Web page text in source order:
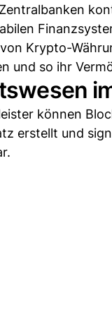
Krypto-
und so ihr
können
erstellt und